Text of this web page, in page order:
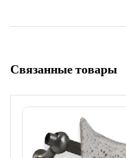
Связанные товары